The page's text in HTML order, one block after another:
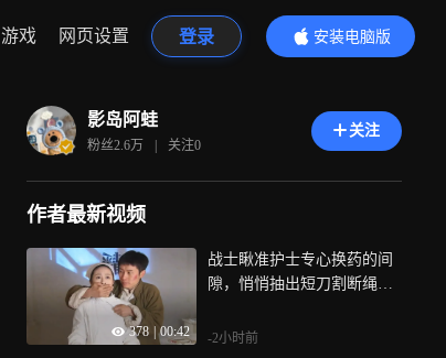
游戏 网页设置 登录
安装电脑版
内容更精彩
影岛阿蛙
粉丝2.6万 | 关注0
关注
作者最新视频
378 00:42
战士瞅准护士专心换药的间
隙，悄悄抽出短刀割断绳索
-2小时前